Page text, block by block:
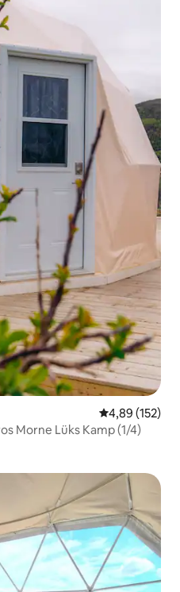
5 üzerinden
4,89 (152)
Morne Lüks Kamp (1/4)